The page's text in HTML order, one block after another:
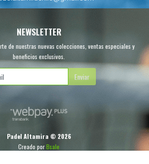
NEWSLETTER
de nuestras nuevas colecciones, ventas especiales y
beneficios exclusivos.
Enviar
Padel Altamira © 2026
Creado porBsale